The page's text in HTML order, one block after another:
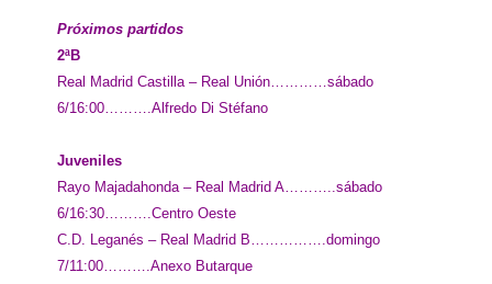
Próximos partidos
2ªB
Real Madrid Castilla – Real Unión…………sábado
6/16:00……….Alfredo Di Stéfano
Juveniles
Rayo Majadahonda – Real Madrid A………..sábado
6/16:30……….Centro Oeste
C.D. Leganés – Real Madrid B…………….domingo
7/11:00……….Anexo Butarque